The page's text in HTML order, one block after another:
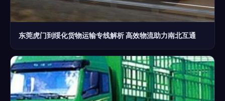
东莞虎门到绥化货物运输专线解析 高效物流助力南北互通